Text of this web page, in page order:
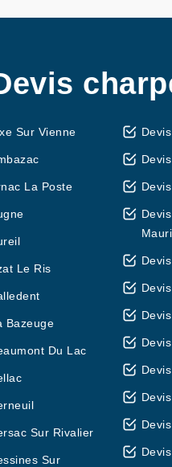
Sur Vienne
La Poste
Le Ris
Bazeuge
Du Lac
Sur Rivalier
Sur